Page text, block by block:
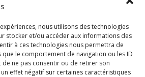
nous utilisons des technologies
stocker et/ou accéder aux informations des
à ces technologies nous permettra de
le comportement de navigation ou les ID
de ne pas consentir ou de retirer son
effet négatif sur certaines caractéristiques